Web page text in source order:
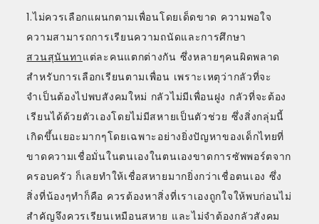
1.ไม่ควรเลือกแผนกตามเพื่อนโดยเด็ดขาด ความพอใจ
ความสามารถการเรียนความถนัดและการศึกษา
สวนสุนันทาแต่ละคนแตกต่างกัน ซึ่งหลายๆคนผิดพลาด
สำหรับการเลือกเรียนตามเพื่อน เพราะเหตุว่ากลัวที่จะ
จำเป็นต้องไปพบสังคมใหม่ กลัวไม่มีเพื่อนฝูง กลัวที่จะต้อง
เรียนได้ด้วยตัวเองโดยไม่มีสหายเป็นตัวช่วย ซึ่งสิ่งกลุ่มนี้
เกิดขึ้นเยอะมากๆโดยเฉพาะอย่างยิ่งปัญหาของเด็กไทยที่
ขาดความเชื่อมั่นในตนเองในตนเองขาดการซัพพอร์ตจาก
ครอบครัว ก็เลยทำให้เชื่อสหายมากยิ่งกว่าเชื่อตนเอง ซึ่ง
สิ่งที่น้องๆทำก็คือ ควรต้องหาสิ่งที่เราเองถูกใจให้พบก่อนไม่
สำคัญจึงควรเรียนเหมือนสหาย และไม่จำต้องกลัวสังคม